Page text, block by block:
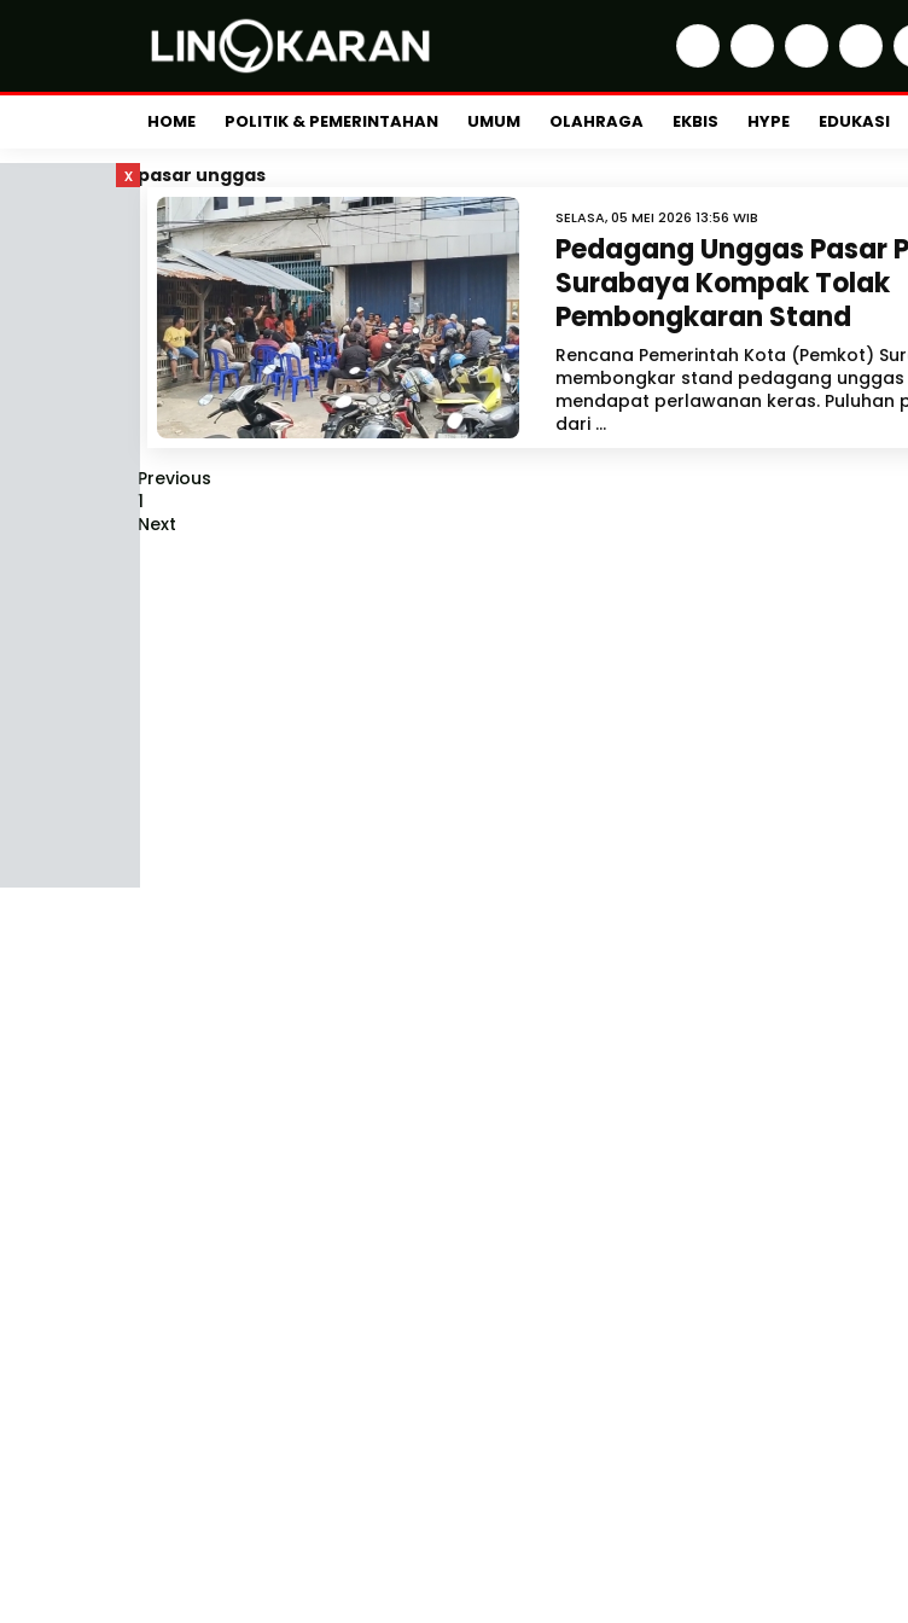
HOME POLITIK & PEMERINTAHAN UMUM OLAHRAGA EKBIS HYPE EDUKASI
x pasar unggas
SELASA, 05 MEI 2026 13:56 WIB
Pedagang Unggas Pasar
Surabaya Kompak Tolak
Pembongkaran Stand
Rencana Pemerintah Kota (Pemkot)
membongkar stand pedagang unggas
mendapat perlawanan keras. Puluhan
dari ...
Previous
1
Next